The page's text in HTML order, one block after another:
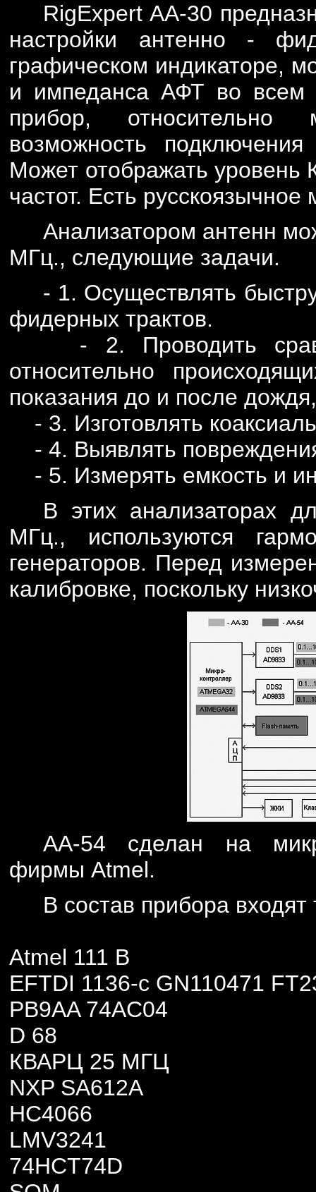
RigExpert АА-30
настройки антенно -
графическом индикаторе,
и импеданса АФТ во всем
прибор, относительно
возможность
Может отображать уровень
частот. Есть
Анализатором антенн
МГц., следующие задачи.
- 1. Осуществлять
фидерных трактов.
- 2. Проводить
относительно
показания до и после
- 3. Изготовлять
- 4. Выявлять
- 5. Измерять емкость и
В этих анализаторах
МГц., используются
генераторов. Перед
калибровке, поскольку
АА-54 сделан на
фирмы Atmel.
В состав прибора
Atmel 111 B
EFTDI 1136-c GN110471
PB9AA 74AC04
D 68
КВАРЦ 25 МГЦ
NXP SA612A
HC4066
LMV3241
74HCT74D